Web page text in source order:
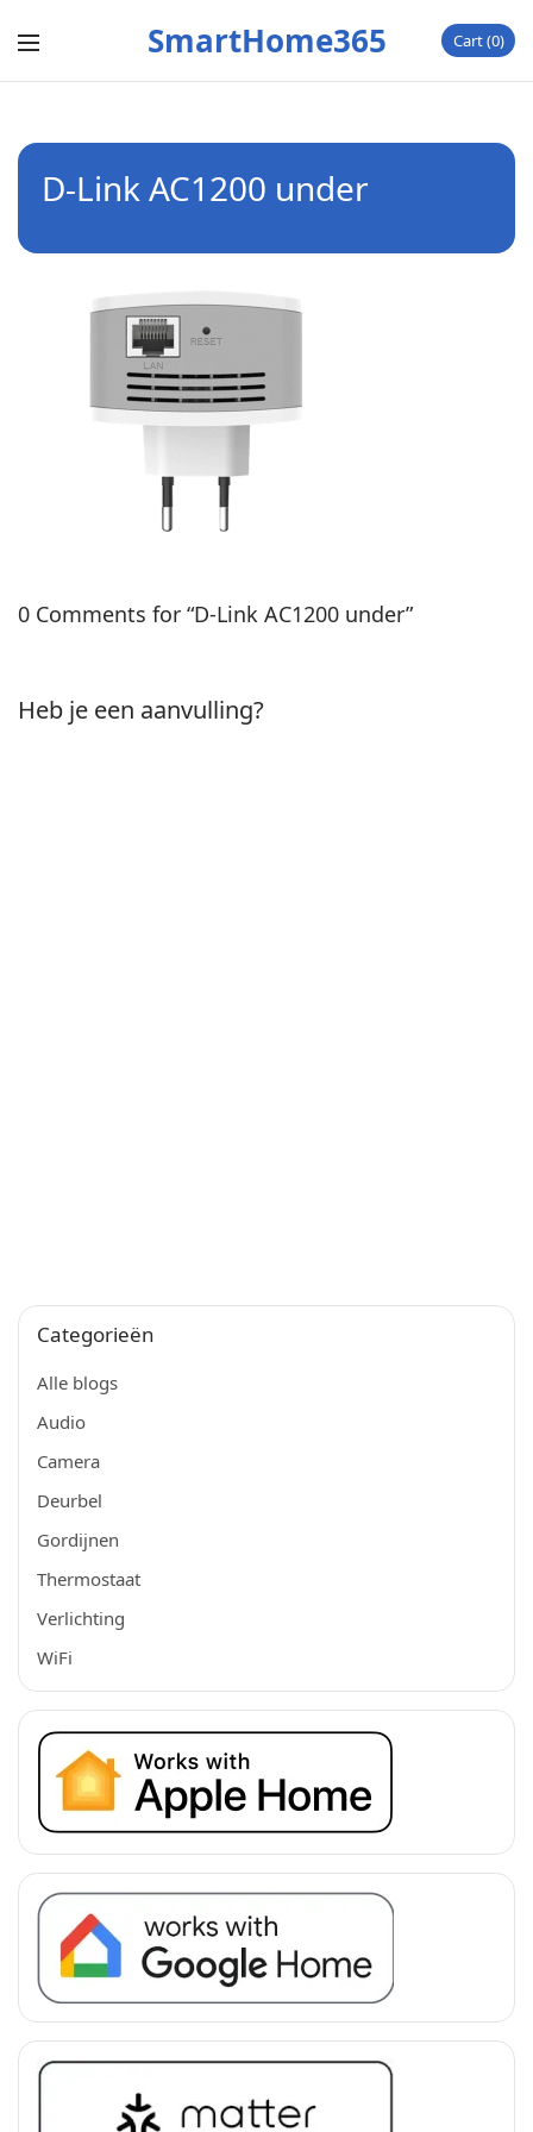
SmartHome365 Cart 0
D-Link AC1200 under
0 Comments for “D-Link AC1200 under”
Heb je een aanvulling?
Categorieën
Alle blogs
Audio
Camera
Deurbel
Gordijnen
Thermostaat
Verlichting
WiFi